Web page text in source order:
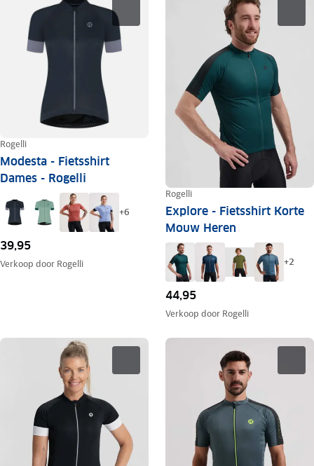
Rogelli
Modesta - Fietsshirt
Dames - Rogelli
+6
39,95
Verkoop door Rogelli
Rogelli
Explore - Fietsshirt Korte
Mouw Heren
+2
44,95
Verkoop door Rogelli